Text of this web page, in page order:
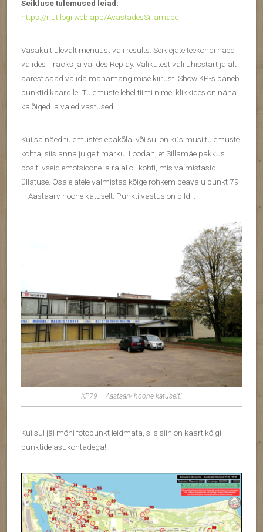
Seikluse tulemused leiad:
https://nutilogi.web.app/AvastadesSillamaed
Vasakult ülevalt menüüst vali results. Seiklejate teekondi näed
valides Tracks ja valides Replay. Valikutest vali ühisstart ja alt
äärest saad valida mahamängimise kiirust. Show KP-s paneb
punktid kaardile. Tulemuste lehel tiimi nimel klikkides on näha
ka õiged ja valed vastused.
Kui sa näed tulemustes ebakõla, või sul on küsimusi tulemuste
kohta, siis anna julgelt märku! Loodan, et Sillamäe pakkus
positiivseid emotsioone ja rajal oli kohti, mis valmistasid
üllatuse. Osalejatele valmistas kõige rohkem peavalu punkt 79
– Aastaarv hoone katuselt. Punkti vastus on pildil:
KP79 – Aastaarv hoone katuselt!
Kui sul jäi mõni fotopunkt leidmata, siis siin on kaart kõigi
punktide asukohtadega!